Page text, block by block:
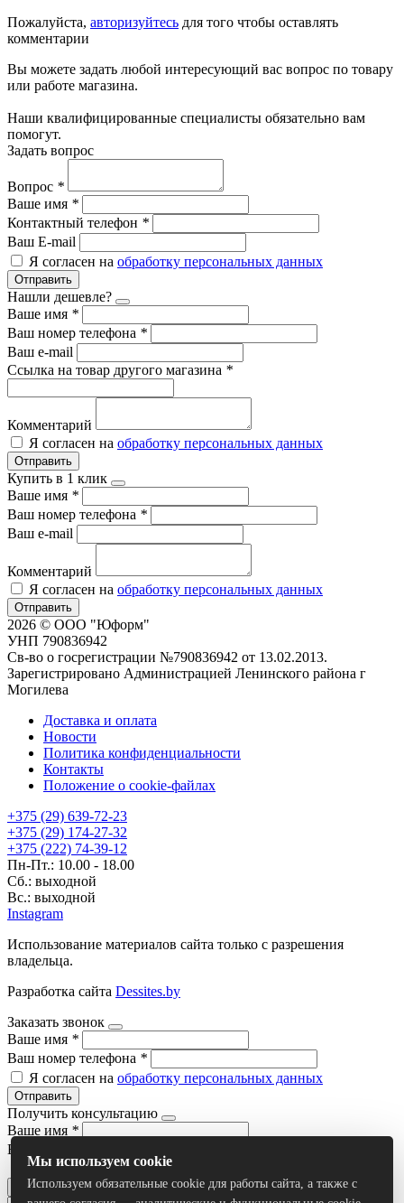
Пожалуйста, авторизуйтесь для того чтобы оставлять
комментарии
Вы можете задать любой интересующий вас вопрос по товару
или работе магазина.
Наши квалифицированные специалисты обязательно вам
помогут.
Задать вопрос
Вопрос *
Ваше имя *
Контактный телефон *
Ваш E-mail
Я согласен на обработку персональных данных
Отправить
Нашли дешевле?
Ваше имя *
Ваш номер телефона *
Ваш e-mail
Ссылка на товар другого магазина *
Комментарий
Я согласен на обработку персональных данных
Отправить
Купить в 1 клик
Ваше имя *
Ваш номер телефона *
Ваш e-mail
Комментарий
Я согласен на обработку персональных данных
Отправить
2026 © ООО "Юформ"
УНП 790836942
Св-во о госрегистрации №790836942 от 13.02.2013.
Зарегистрировано Администрацией Ленинского района г
Могилева
Доставка и оплата
Новости
Политика конфиденциальности
Контакты
Положение о cookie-файлах
+375 (29) 639-72-23
+375 (29) 174-27-32
+375 (222) 74-39-12
Пн-Пт.: 10.00 - 18.00
Сб.: выходной
Вс.: выходной
Instagram
Использование материалов сайта только с разрешения
владельца.
Разработка сайта Dessites.by
Заказать звонок
Ваше имя *
Ваш номер телефона *
Я согласен на обработку персональных данных
Отправить
Получить консультацию
Ваше имя *
Ваш номер телефона
Я согласен наобработку персональных данных
Отправить
Мы используем cookie
Используем обязательные cookie для работы сайта, а также с